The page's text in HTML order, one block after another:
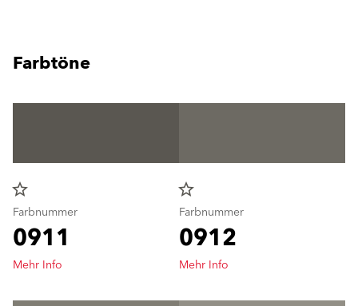
Farbtöne
star_border
Farbnummer
0911
Mehr Info
star_border
Farbnummer
0912
Mehr Info